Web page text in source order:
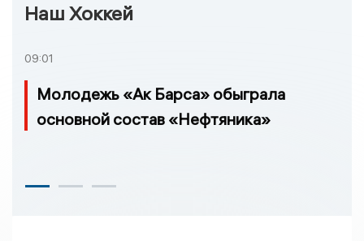
Наш Хоккей
09:01
Молодежь «Ак Барса» обыграла
основной состав «Нефтяника»